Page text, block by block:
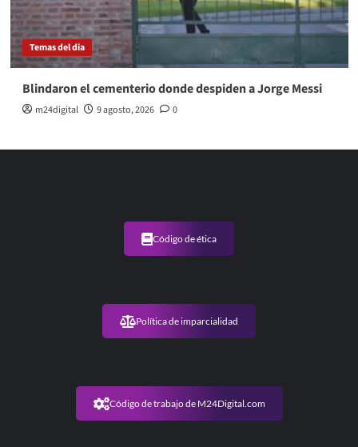
Temas del dia
Blindaron el cementerio donde despiden a Jorge Messi
m24digital 9 agosto, 2026 0
Código de ética
Política de imparcialidad
Código de trabajo de M24Digital.com